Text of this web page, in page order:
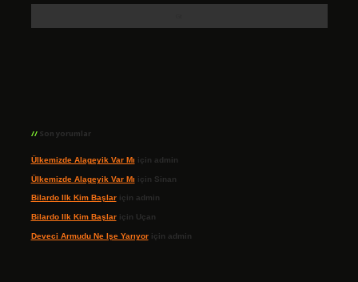
Son yorumlar
Ülkemizde Alageyik Var Mı için admin
Ülkemizde Alageyik Var Mı için Sinan
Bilardo Ilk Kim Başlariçin admin
Bilardo Ilk Kim Başlariçin Uçan
Deveci Armudu Ne Işe Yarıyoriçin admin